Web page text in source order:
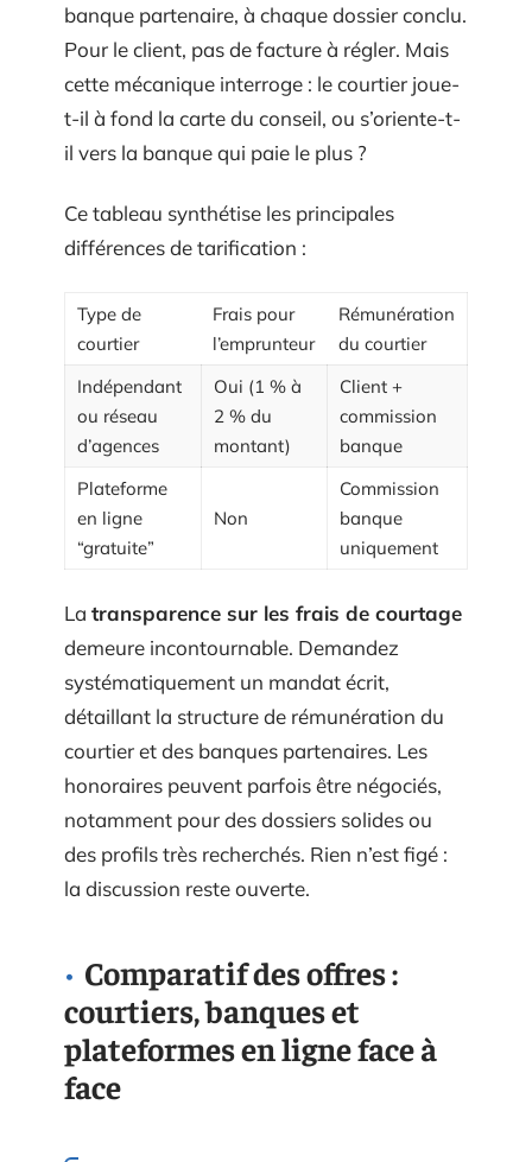
banque partenaire, à chaque dossier conclu.
Pour le client, pas de facture à régler. Mais
cette mécanique interroge : le courtier joue-
t-il à fond la carte du conseil, ou s’oriente-t-
il vers la banque qui paie le plus ?
Ce tableau synthétise les principales
différences de tarification :
Type de
courtier
Frais pour
l’emprunteur
Rémunération
du courtier
Indépendant
ou réseau
d’agences
Oui (1 % à
2 % du
montant)
Client +
commission
banque
Plateforme
en ligne
“gratuite”
Non
Commission
banque
uniquement
La transparence sur les frais de courtage
demeure incontournable. Demandez
systématiquement un mandat écrit,
détaillant la structure de rémunération du
courtier et des banques partenaires. Les
honoraires peuvent parfois être négociés,
notamment pour des dossiers solides ou
des profils très recherchés. Rien n’est figé :
la discussion reste ouverte.
Comparatif des offres :
courtiers, banques et
plateformes en ligne face à
face